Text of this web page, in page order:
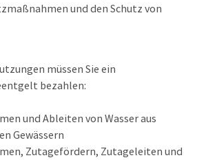
und den Schutz von
müssen Sie ein
bezahlen:
und Ableiten von Wasser aus
Gewässern
Zutagefördern, Zutageleiten und